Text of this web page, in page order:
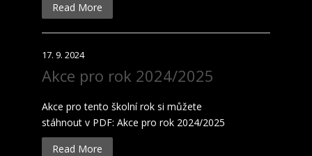
Read More
17. 9. 2024
Akce pro rok 2024/2025
Akce pro tento školní rok si můžete
stáhnout v PDF: Akce pro rok 2024/2025
Read More